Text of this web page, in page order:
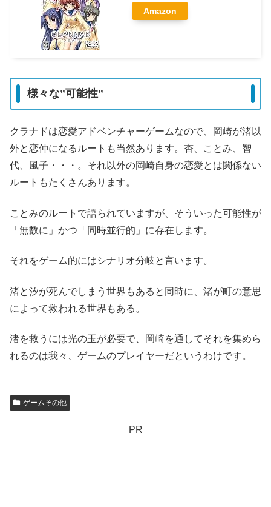
Amazon
様々な”可能性”
クラナドは恋愛アドベンチャーゲームなので、岡崎が渚以
外と恋仲になるルートも当然あります。杏、ことみ、智
代、風子・・・。それ以外の岡崎自身の恋愛とは関係ない
ルートもたくさんあります。
ことみのルートで語られていますが、そういった可能性が
「無数に」かつ「同時並行的」に存在します。
それをゲーム的にはシナリオ分岐と言います。
渚と汐が死んでしまう世界もあると同時に、渚が町の意思
によって救われる世界もある。
渚を救うには光の玉が必要で、岡崎を通してそれを集めら
れるのは我々、ゲームのプレイヤーだというわけです。
ゲームその他
PR